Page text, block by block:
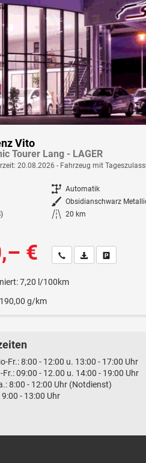
Vito
Tourer Lang - LAGER
20.08.2026 Fahrzeug mit
Getriebe Automatik
Außenfarbe Obsidianschwarz
Kilometerstand 20 km
€ Wir rufen Sie an
Fahrzeugexposé
Fahrzeug
7,20 l/100km
190,00 g/km
Fr.: 8:00 - 12:00 u. 13:00 - 17:00 Uhr
09:00 - 12.00 u. 14:00 - 19:00 Uhr
8:00 - 12:00 Uhr (Notdienst)
- 13:00 Uhr